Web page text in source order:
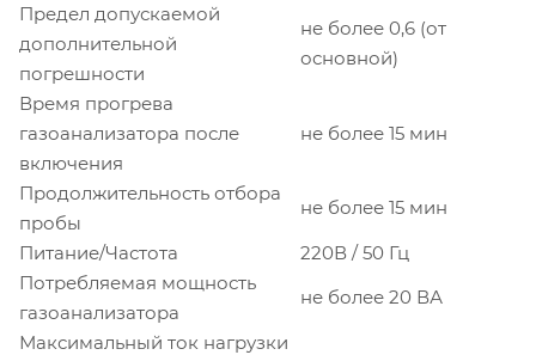
Предел допускаемой
дополнительной
погрешности
не более 0,6 (от
основной)
Время прогрева
газоанализатора после
включения
не более 15 мин
Продолжительность отбора
пробы
не более 15 мин
Питание/Частота
220В / 50 Гц
Потребляемая мощность
газоанализатора
не более 20 ВА
Максимальный ток нагрузки